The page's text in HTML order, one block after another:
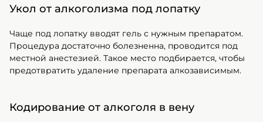
>Показания для проведения процедуры
>Противопоказания к инъекционному
кодированию
>Этапы проведения кодирования
>Принцип действия инъекционных
Укол от алкоголизма под лопатку
Чаще под лопатку вводят гель с нужным препаратом.
Процедура достаточно болезненна, проводится под
местной анестезией. Такое место подбирается, чтобы
предотвратить удаление препарата алкозависимым.
Кодирование от алкоголя в вену